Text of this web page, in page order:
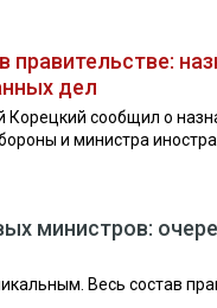
правительстве:
дел
Корецкий сообщил о
и министра
министров:
Весь состав